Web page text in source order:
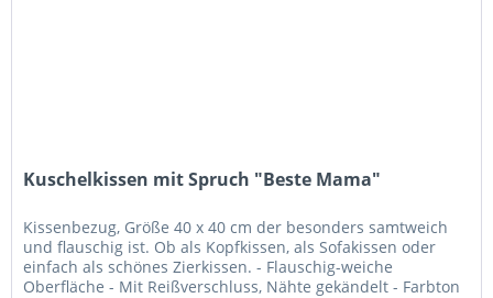
Kuschelkissen mit Spruch "Beste Mama"
Kissenbezug, Größe 40 x 40 cm der besonders samtweich
und flauschig ist. Ob als Kopfkissen, als Sofakissen oder
einfach als schönes Zierkissen. - Flauschig-weiche
Oberfläche - Mit Reißverschluss, Nähte gekändelt - Farbton